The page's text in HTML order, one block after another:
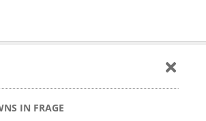
IN FRAGE